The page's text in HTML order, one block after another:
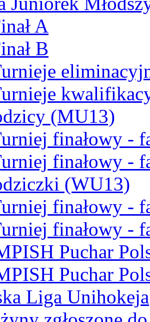
A
B
(MU13)
finałowy -
finałowy -
(WU13)
finałowy -
finałowy -
Puchar
Puchar
Liga Unihokeja